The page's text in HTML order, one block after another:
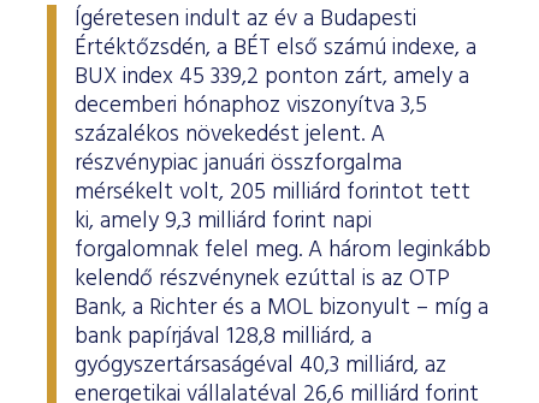
Ígéretesen indult az év a Budapesti
Értéktőzsdén, a BÉT első számú indexe, a
BUX index 45 339,2 ponton zárt, amely a
decemberi hónaphoz viszonyítva 3,5
százalékos növekedést jelent. A
részvénypiac januári összforgalma
mérsékelt volt, 205 milliárd forintot tett
ki, amely 9,3 milliárd forint napi
forgalomnak felel meg. A három leginkább
kelendő részvénynek ezúttal is az OTP
Bank, a Richter és a MOL bizonyult – míg a
bank papírjával 128,8 milliárd, a
gyógyszertársaságéval 40,3 milliárd, az
energetikai vállalatéval 26,6 milliárd forint